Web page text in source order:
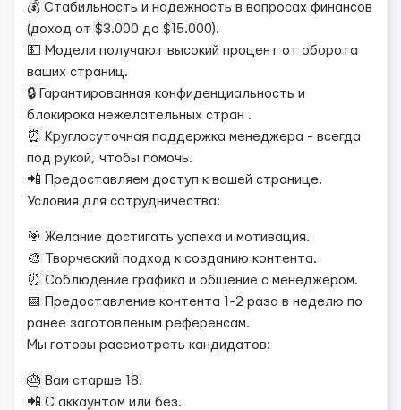
💰 Стабильность и надежность в вопросах финансов
(доход от $3.000 до $15.000).
💵 Модели получают высокий процент от оборота
ваших страниц.
🔒 Гарантированная конфиденциальность и
блокирока нежелательных стран .
⏰ Круглосуточная поддержка менеджера - всегда
под рукой, чтобы помочь.
📲 Предоставляем доступ к вашей странице.
Условия для сотрудничества:
🎯 Желание достигать успеха и мотивация.
🎨 Творческий подход к созданию контента.
⏰ Соблюдение графика и общение с менеджером.
📅 Предоставление контента 1-2 раза в неделю по
ранее заготовленым референсам.
Мы готовы рассмотреть кандидатов:
🎂 Вам старше 18.
📲 С аккаунтом или без.